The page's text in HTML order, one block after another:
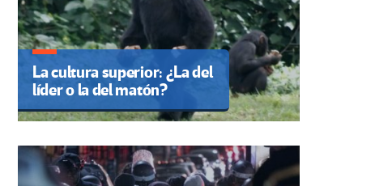
La cultura superior: ¿La del
líder o la del matón?